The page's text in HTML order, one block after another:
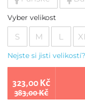
Vyber velikost
S M L
Nejste si jisti velikostí?
323,00 Kč
383,00 Kč